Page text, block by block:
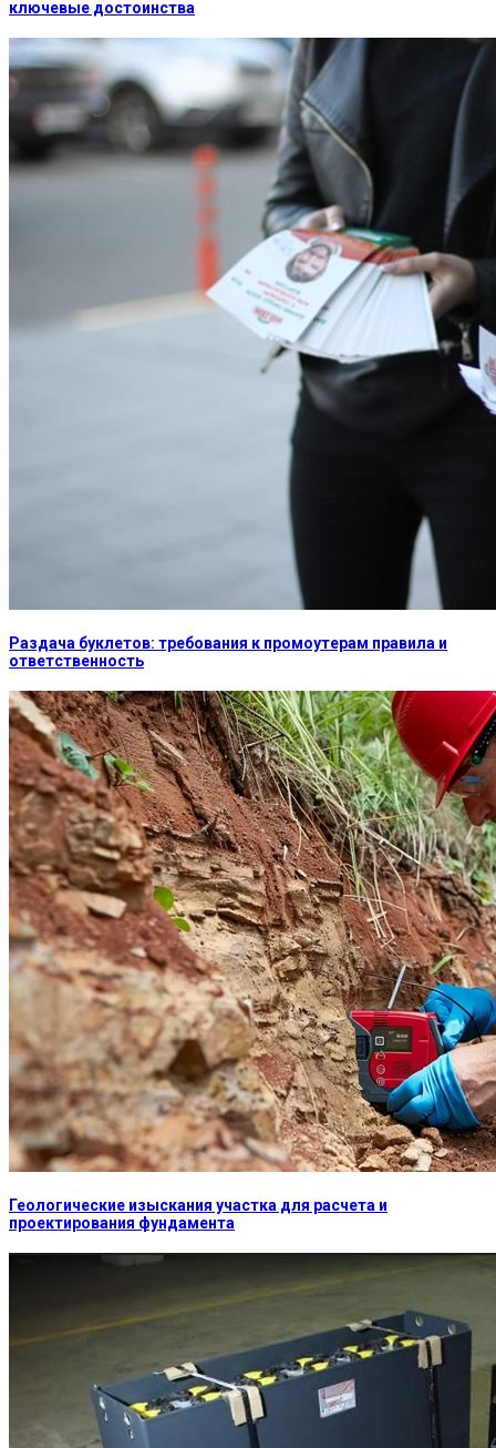
ключевые достоинства
Раздача буклетов: требования к промоутерам правила и
ответственность
Геологические изыскания участка для расчета и
проектирования фундамента